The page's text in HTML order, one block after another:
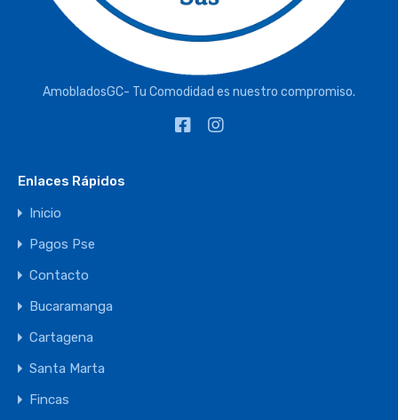
AmobladosGC- Tu Comodidad es nuestro compromiso.
Enlaces Rápidos
Inicio
Pagos Pse
Contacto
Bucaramanga
Cartagena
Santa Marta
Fincas